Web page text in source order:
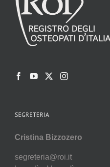
SEGRETERIA
Cristina Bizzozero
segreteria@roi.it